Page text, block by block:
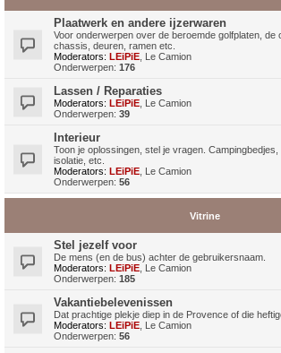
Plaatwerk en andere ijzerwaren
Voor onderwerpen over de beroemde golfplaten, de
chassis, deuren, ramen etc.
Moderators: LEiPiE Le Camion
Onderwerpen: 176
Lassen / Reparaties
Moderators: LEiPiE Le Camion
Onderwerpen: 39
Interieur
Toon je oplossingen, stel je vragen.
isolatie, etc.
Moderators: LEiPiE Le Camion
Onderwerpen: 56
Vitrine
Stel jezelf voor
De mens (en de bus) achter de gebruikersnaam.
Moderators: LEiPiE Le Camion
Onderwerpen: 185
Vakantiebelevenissen
Dat prachtige plekje diep in de Provence of die
Moderators: LEiPiE Le Camion
Onderwerpen: 56